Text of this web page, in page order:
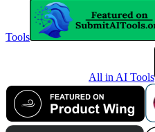
Tools
All in AI Tools